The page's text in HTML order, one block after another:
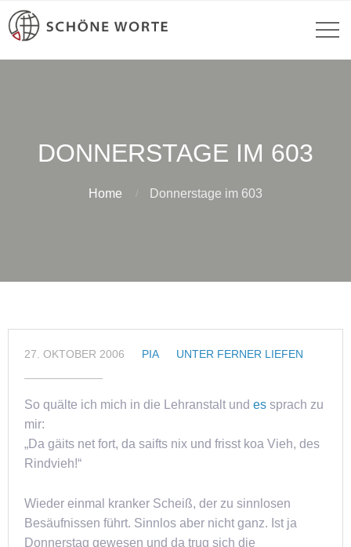
DONNERSTAGE IM 603
Home Donnerstage im 603
27. OKTOBER 2006 PIA UNTER FERNER LIEFEN
So quälte ich mich in die Lehranstalt und es sprach zu
mir:
„Da gäits net fort, da saifts nix und frisst koa Vieh, des
Rindvieh!“
Wieder einmal kranker Scheiß, der zu sinnlosen
Besäufnissen führt. Sinnlos aber nicht ganz. Ist ja
Donnerstag gewesen und da trug sich die